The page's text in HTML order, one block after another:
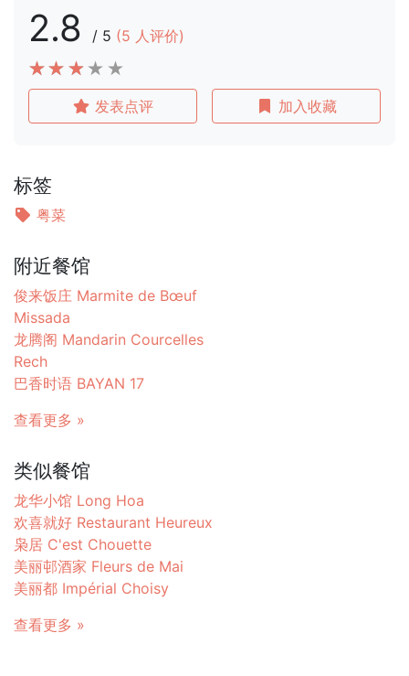
2.8 / 5 (5 人评价)
发表点评 加入收藏
标签
粤菜
附近餐馆
俊来饭庄 Marmite de Bœuf
Missada
龙腾阁 Mandarin Courcelles
Rech
巴香时语 BAYAN 17
查看更多 »
类似餐馆
龙华小馆 Long Hoa
欢喜就好 Restaurant Heureux
枭居 C'est Chouette
美丽邨酒家 Fleurs de Mai
美丽都 Impérial Choisy
查看更多 »